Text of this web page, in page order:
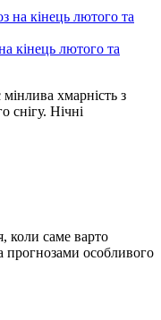
кінець лютого та
хмарність з
снігу. Нічні
коли саме варто
прогнозами особливого